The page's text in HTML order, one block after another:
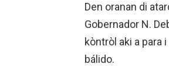
Den oranan di
Gobernador N.
kòntròl aki a para
bálido.